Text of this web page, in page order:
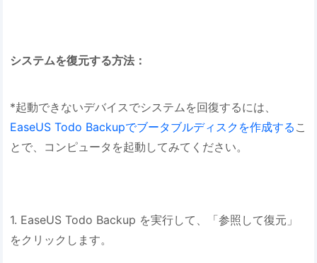
システムを復元する方法：
*起動できないデバイスでシステムを回復するには、
EaseUS Todo Backupでブータブルディスクを作成する こ
とで、コンピュータを起動してみてください。
1. EaseUS Todo Backup を実行して、「参照して復元」
をクリックします。